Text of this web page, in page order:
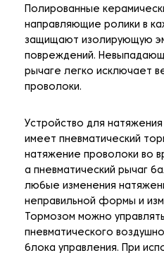
Полированные
направляющие ролики в
защищают изолирующую
повреждений.
рычаге легко исключает
проволоки.
Устройство для натяжения
имеет пневматический
натяжение проволоки во
а пневматический рычаг
любые изменения
неправильной формы и
Тормозом можно
пневматического
блока управления. При